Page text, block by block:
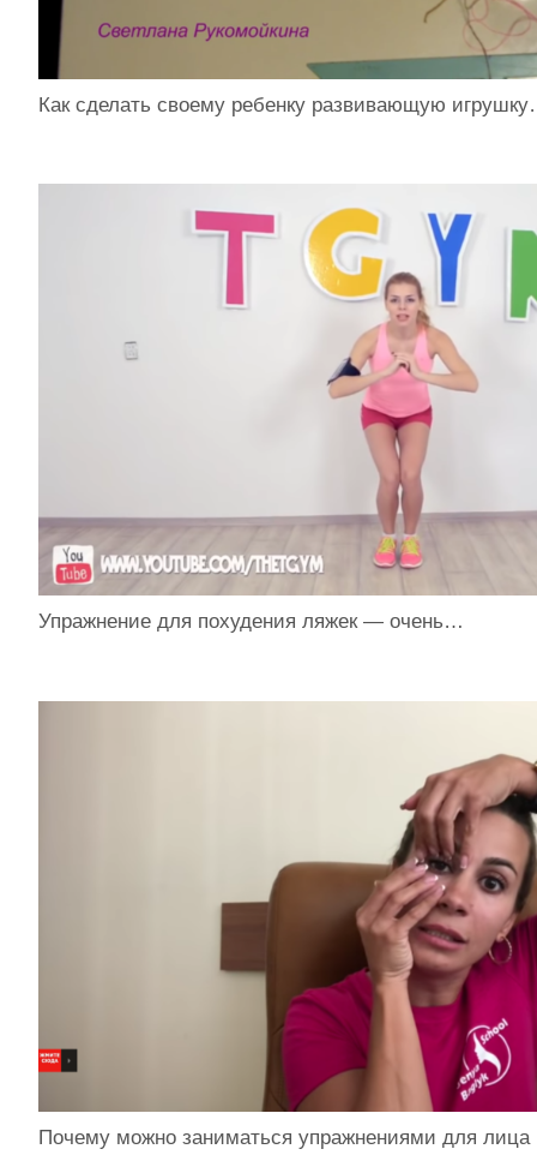
Как сделать своему ребенку развивающую
Упражнение для похудения ляжек — очень…
Почему можно заниматься упражнениями для лица